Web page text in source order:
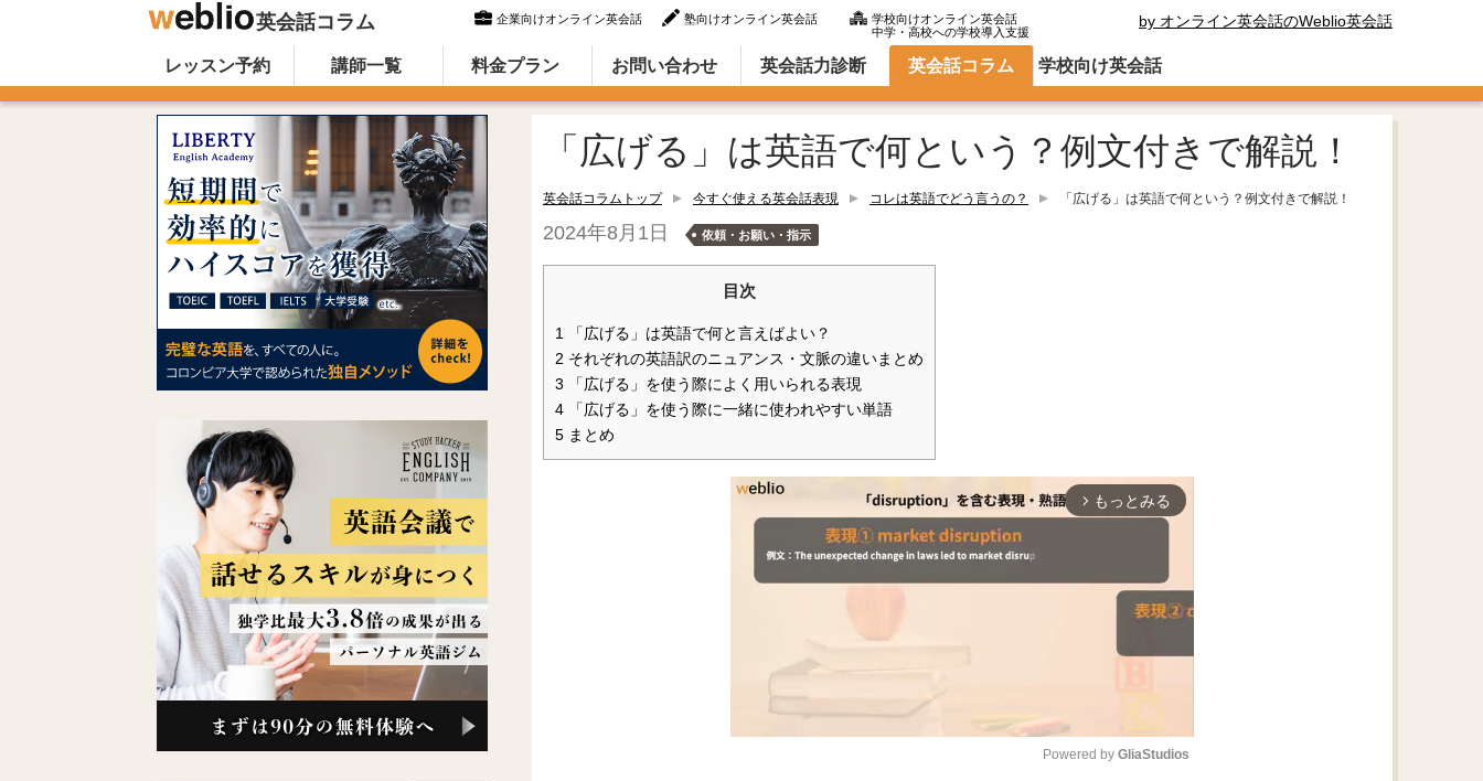
英会話コラム 企業向けオンライン英会話 塾向けオンライン英会話
学校向けオンライン英会話
中学・高校への学校導入支援
by オンライン英会話のWeblio英会話
オンライン英会話のWeblio英会話コラム（英語での言い方・英語表現）
Skip to content
レッスン予約 講師一覧 料金プラン お問い合わせ 英会話力診断 英会話コラム 学校向け英会話
「広げる」は英語で何という？例文付きで解説！
英会話コラムトップ 今すぐ使える英会話表現 コレは英語でどう言うの？ 「広げる」は英語で何という？例文付きで解説！
2024年8月1日 依頼・お願い・指示
目次
1 「広げる」は英語で何と言えばよい？
2 それぞれの英語訳のニュアンス・文脈の違いまとめ
3 「広げる」を使う際によく用いられる表現
4 「広げる」を使う際に一緒に使われやすい単語
5 まとめ
arrow_forward_ios もっとみる
Powered by GliaStudios